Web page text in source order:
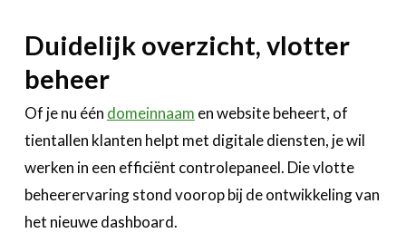
Duidelijk overzicht, vlotter
beheer
Of je nu één domeinnaam en website beheert, of
tientallen klanten helpt met digitale diensten, je wil
werken in een efficiënt controlepaneel. Die vlotte
beheerervaring stond voorop bij de ontwikkeling van
het nieuwe dashboard.